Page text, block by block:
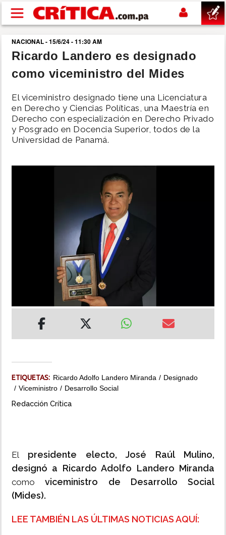
Pasar al contenido principal
buscar
SUCESOS
NACIONAL
POLÍTICA
NACIONAL - 15/6/24 - 11:30 AM
Ricardo Landero es designado
como viceministro del Mides
El viceministro designado tiene una Licenciatura
en Derecho y Ciencias Políticas, una Maestría en
Derecho con especialización en Derecho Privado
y Posgrado en Docencia Superior, todos de la
Universidad de Panamá.
ETIQUETAS: Ricardo Adolfo Landero Miranda
Designado
Viceministro
Desarrollo Social
Redacción Crítica
El presidente electo, José Raúl Mulino,
designó a Ricardo Adolfo Landero Miranda
comoviceministro de Desarrollo Social
(Mides).
LEE TAMBIÉN LAS ÚLTIMAS NOTICIAS AQUÍ: